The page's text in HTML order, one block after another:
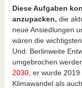
Diese Aufgaben
anzupacken, die
neue Ansiedlungen
wären die
Und: Berlinweite
umgebrochen
2030, er wurde 2019
Klimawandel als